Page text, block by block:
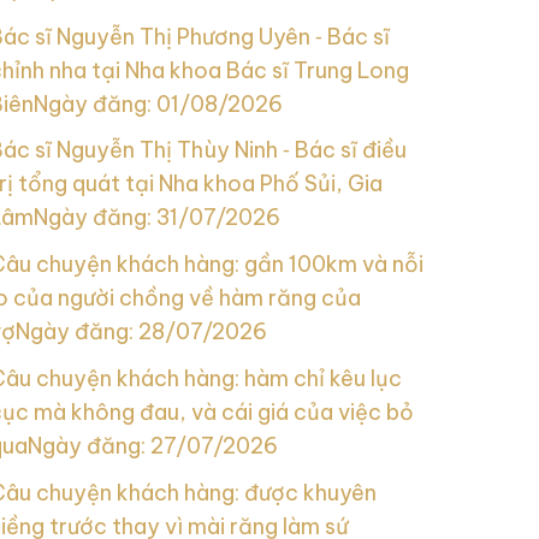
sĩ Nguyễn Thị Phương Uyên ‑ Bác sĩ
nha tại Nha khoa Bác sĩ Trung Long
Ngày đăng: 01/08/2026
sĩ Nguyễn Thị Thùy Ninh ‑ Bác sĩ điều
tổng quát tại Nha khoa Phố Sủi, Gia
Ngày đăng: 31/07/2026
chuyện khách hàng: gần 100km và nỗi
của người chồng về hàm răng của
Ngày đăng: 28/07/2026
chuyện khách hàng: hàm chỉ kêu lục
mà không đau, và cái giá của việc bỏ
Ngày đăng: 27/07/2026
chuyện khách hàng: được khuyên
trước thay vì mài răng làm sứ